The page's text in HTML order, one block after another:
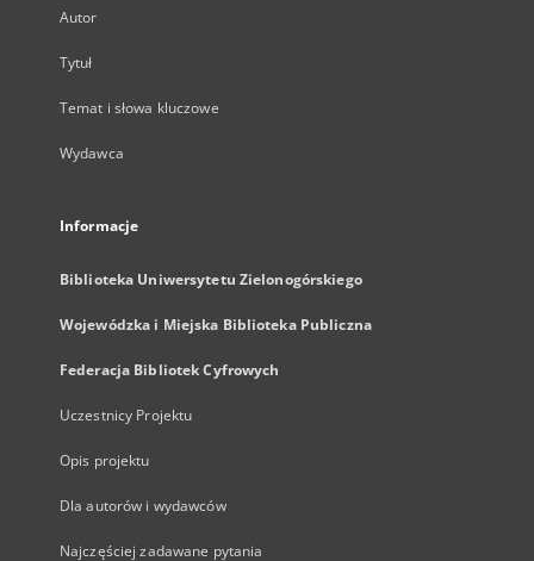
Autor
Tytuł
Temat i słowa kluczowe
Wydawca
Informacje
Biblioteka Uniwersytetu Zielonogórskiego
Wojewódzka i Miejska Biblioteka Publiczna
Federacja Bibliotek Cyfrowych
Uczestnicy Projektu
Opis projektu
Dla autorów i wydawców
Najczęściej zadawane pytania